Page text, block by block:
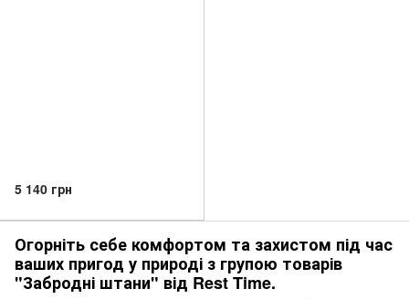
5 140 грн
Огорніть себе комфортом та захистом під час
ваших пригод у природі з групою товарів
"Забродні штани" від Rest Time.